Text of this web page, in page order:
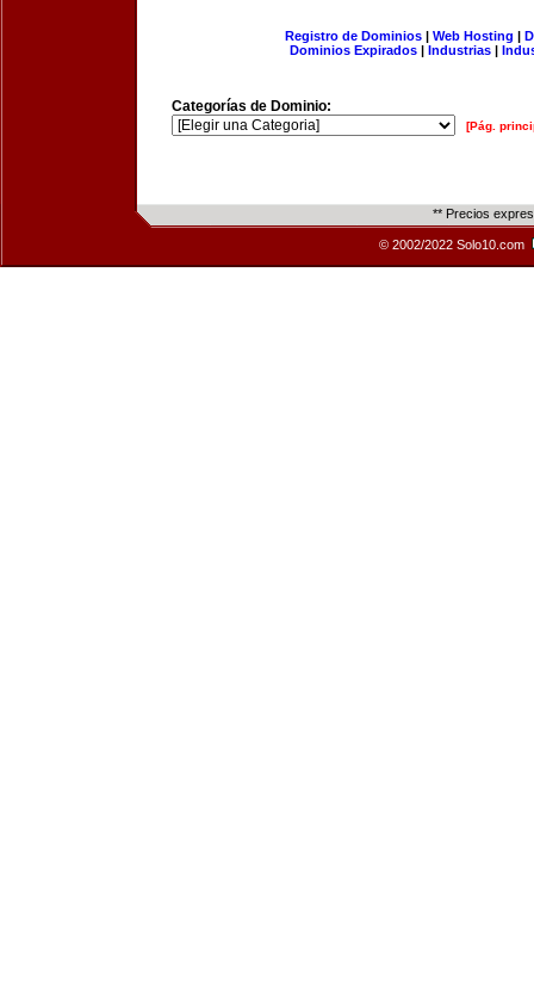
Registro de Dominios| Web Hosting |
Dominios Expirados | Industrias |
Categorías de Dominio:
[Pág.
** Precios
© 2002/2022 Solo10.com